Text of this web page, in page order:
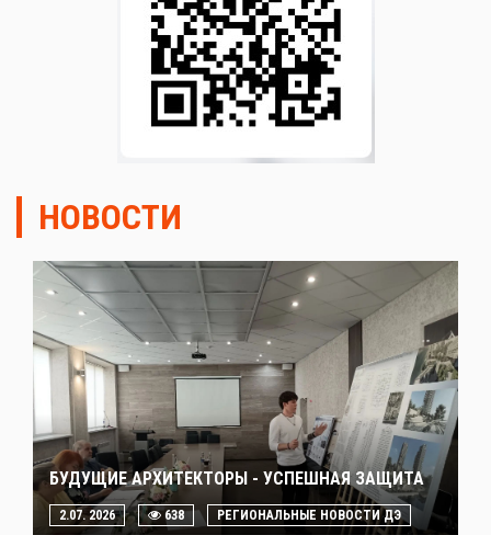
НОВОСТИ
БУДУЩИЕ АРХИТЕКТОРЫ - УСПЕШНАЯ ЗАЩИТА
2.07. 2026 638 РЕГИОНАЛЬНЫЕ НОВОСТИ ДЭ